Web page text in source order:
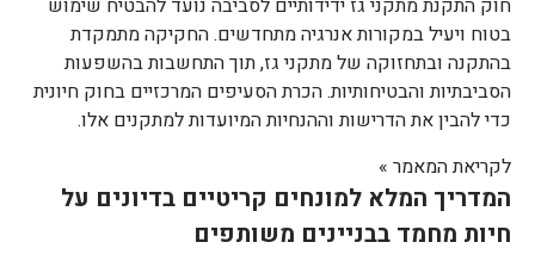
חוק התקנת מתקני גז ידידותיים לסביבה נועד להבטיח שימוש
בטוח ויעיל במקורות אנרגיה מתחדשים. החקיקה מתמקדת
בהתקנה ובתחזוקה של מתקני גז, תוך התחשבות בהשפעות
הסביבתיות והבטיחותיות. הכרת הסעיפים המרכזיים בחוק חיונית
כדי להבין את הדרישות וההנחיות המיועדות למתקנים אלו.
לקריאת המאמר »
המדריך המלא למונחים קריטיים בדיונים על
חיות מחמד בבניינים משותפים